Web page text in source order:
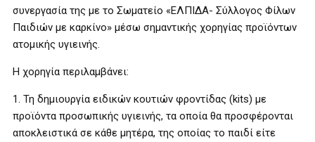
συνεργασία της με το Σωματείο «ΕΛΠΙΔΑ- Σύλλογος Φίλων
Παιδιών με καρκίνο» μέσω σημαντικής χορηγίας προϊόντων
ατομικής υγιεινής.
Η χορηγία περιλαμβάνει:
1. Τη δημιουργία ειδικών κουτιών φροντίδας (kits) με
προϊόντα προσωπικής υγιεινής, τα οποία θα προσφέρονται
αποκλειστικά σε κάθε μητέρα, της οποίας το παιδί είτε